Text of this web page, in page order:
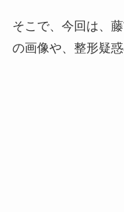
そこで、今回は、
の画像や、整形疑